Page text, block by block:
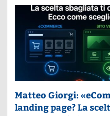
Matteo Giorgi:
landing page? La